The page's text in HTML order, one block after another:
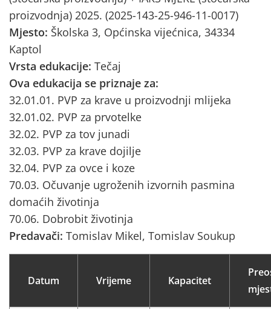
proizvodnja) 2025. (2025-143-25-946-11-0017)
Mjesto: Školska 3, Općinska vijećnica, 34334
Kaptol
Vrsta edukacije: Tečaj
Ova edukacija se priznaje za:
32.01.01. PVP za krave u proizvodnji mlijeka
32.01.02. PVP za prvotelke
32.02. PVP za tov junadi
32.03. PVP za krave dojilje
32.04. PVP za ovce i koze
70.03. Očuvanje ugroženih izvornih pasmina
domaćih životinja
70.06. Dobrobit životinja
Predavači: Tomislav Mikel, Tomislav Soukup
Datum Vrijeme Kapacitet